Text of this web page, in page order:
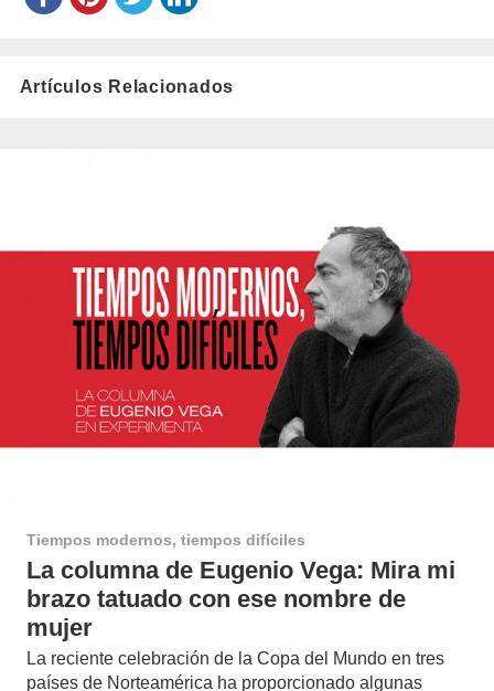
Artículos Relacionados
Tiempos modernos, tiempos difíciles
La columna de Eugenio Vega: Mira mi
brazo tatuado con ese nombre de
mujer
La reciente celebración de la Copa del Mundo en tres
países de Norteamérica ha proporcionado algunas